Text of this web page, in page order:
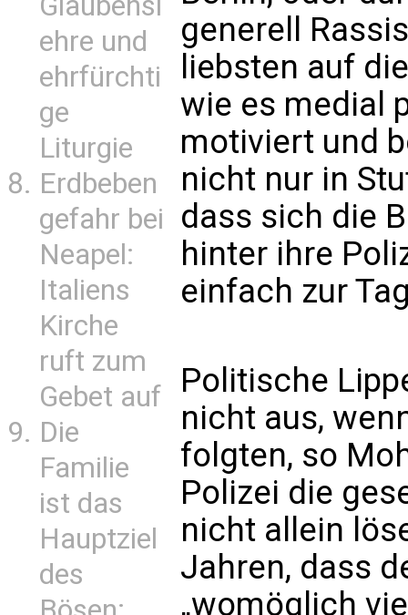
ehre und
ehrfürchti
ge
Liturgie
Erdbeben
gefahr bei
Neapel:
Italiens
Kirche
ruft zum
Gebet auf
Die
Familie
ist das
Hauptziel
des
generell
liebsten auf
wie es medial
motiviert und
nicht nur in
dass sich die
hinter ihre
einfach zur
Politische
nicht aus,
folgten, so
Polizei die
nicht allein
Jahren, dass
„womöglich